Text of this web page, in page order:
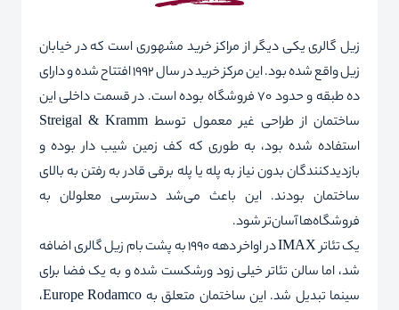
زیل گالری یکی دیگر از مراکز خرید مشهوری است که در خیابان
زیل واقع شده بود. این مرکز خرید در سال 1992 افتتاح شده و دارای
ده طبقه و حدود 70 فروشگاه بوده است. در قسمت داخلی این
ساختمان از طراحی غیر معمول توسط Kramm
&
Streigal
استفاده شده بود، به طوری که کف زمین شیب دار بوده و
بازدیدکنندگان بدون نیاز به پله‌ یا پله برقی قادر به رفتن به بالای
ساختمان بودند. این باعث می‌شد دسترسی معلولان به
فروشگاه‌ها آسان‌تر شود.
یک تئاترIMAX
در اواخر دهه 1990 به پشت بام زیل گالری اضافه
شد، اما سالن تئاتر خیلی زود ورشکست شده و به‌ یک فضا برای
سینما تبدیل شد. این ساختمان متعلق به Rodamco
Europe،